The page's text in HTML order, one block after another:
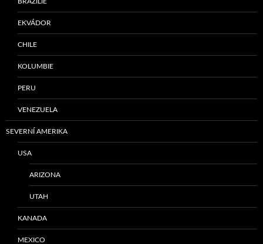
EKVÁDOR
CHILE
KOLUMBIE
PERU
VENEZUELA
SEVERNÍ AMERIKA
USA
ARIZONA
UTAH
KANADA
MEXICO